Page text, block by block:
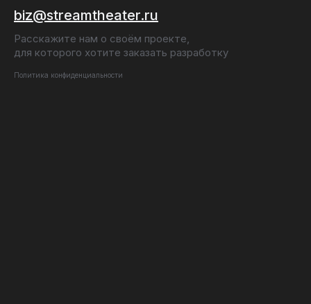
biz@streamtheater.ru
Расскажите нам о своём проекте,
для которого хотите заказать разработку
Политика конфиденциальности